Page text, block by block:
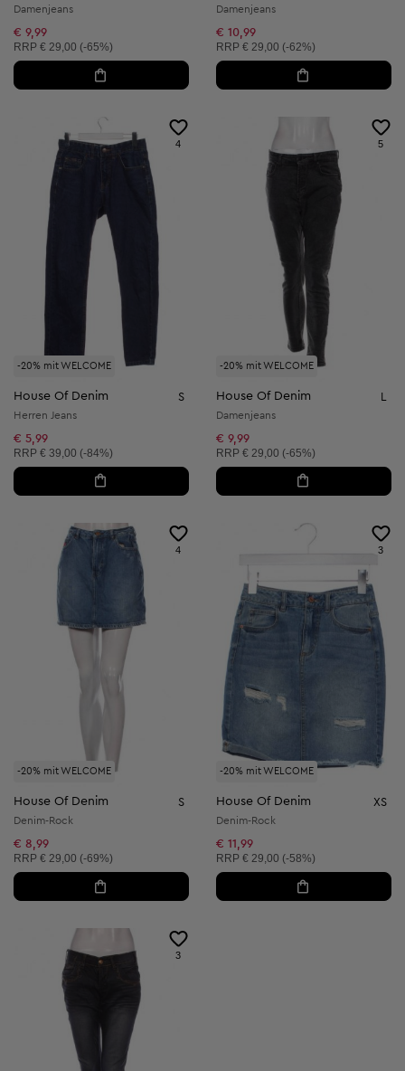
Damenjeans
€ 9,99
Unverbindliche Preisempfehlung:
RRP € 29,00 (-65%)
Damenjeans
€ 10,99
Unverbindliche Preisempfehlung:
RRP € 29,00 (-62%)
-20% mit WELCOME
4
House Of Denim S
Herren Jeans
€ 5,99
Unverbindliche Preisempfehlung:
RRP € 39,00 (-84%)
-20% mit WELCOME
5
House Of Denim L
Damenjeans
€ 9,99
Unverbindliche Preisempfehlung:
RRP € 29,00 (-65%)
-20% mit WELCOME
4
House Of Denim S
Denim-Rock
€ 8,99
Unverbindliche Preisempfehlung:
RRP € 29,00 (-69%)
-20% mit WELCOME
3
House Of Denim XS
Denim-Rock
€ 11,99
Unverbindliche Preisempfehlung:
RRP € 29,00 (-58%)
3